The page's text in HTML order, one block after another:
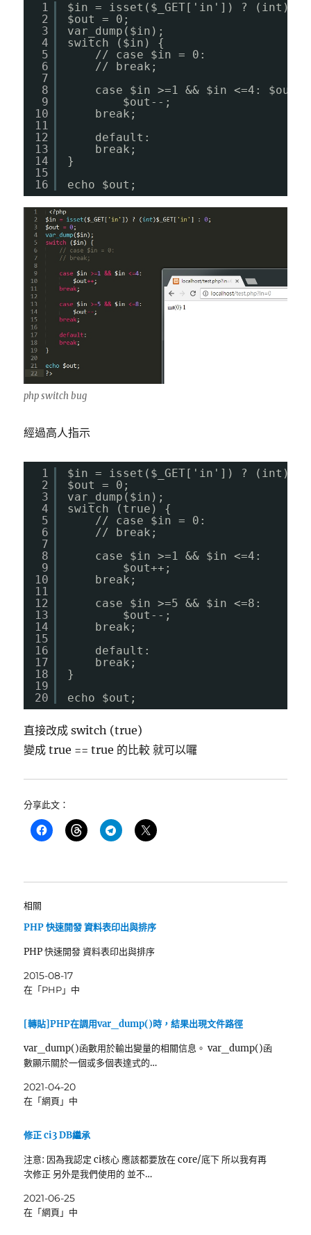
1
2
3
4
5
6
7
8
9
10
11
12
13
14
15
16
$in = isset($_GET['in']) ?
$out = 0;
var_dump($in);
switch ($in) {
// case $in = 0:
// break;
case $in >=1 && $in <=4:
$out--;
break;
default:
break;
}
echo $out;
php switch bug
經過高人指示
1
2
3
4
5
6
7
8
9
10
11
12
13
14
15
16
17
18
19
20
$in = isset($_GET['in']) ?
$out = 0;
var_dump($in);
switch (true) {
// case $in = 0:
// break;
case $in >=1 && $in <=4:
$out++;
break;
case $in >=5 && $in <=8:
$out--;
break;
default:
break;
}
echo $out;
直接改成 switch (true)
變成 true == true 的比較 就可以囉
分享此文：
相關
PHP 快速開發 資料表印出與排序
PHP 快速開發 資料表印出與排序
2015-08-17
在「PHP」中
[轉貼]PHP在調用var_dump()時，結果出現文件路徑
var_dump()函數用於輸出變量的相關信息。 var_dump()函
數顯示關於一個或多個表達式的…
2021-04-20
在「網頁」中
修正 ci3 DB繼承
注意: 因為我認定 ci核心 應該都要放在 core/底下 所以我有再
次修正 另外是我們使用的 並不…
2021-06-25
在「網頁」中